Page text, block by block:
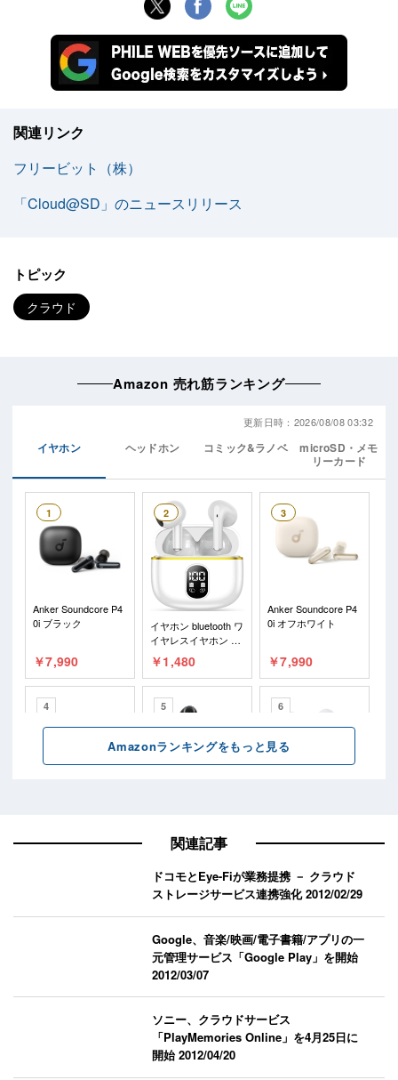
関連リンク
フリービット（株）
「Cloud@SD」のニュースリリース
トピック
クラウド
関連記事
ドコモとEye-Fiが業務提携 － クラウド
ストレージサービス連携強化2012/02/29
Google、音楽/映画/電子書籍/アプリの一
元管理サービス「Google Play」を開始
2012/03/07
ソニー、クラウドサービス
「PlayMemories Online」を4月25日に
開始2012/04/20